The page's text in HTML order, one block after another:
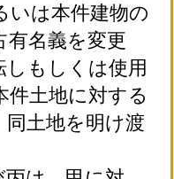
いは本件建物の
有名義を変更
しもしくは使用
件土地に対する
土地を明け渡